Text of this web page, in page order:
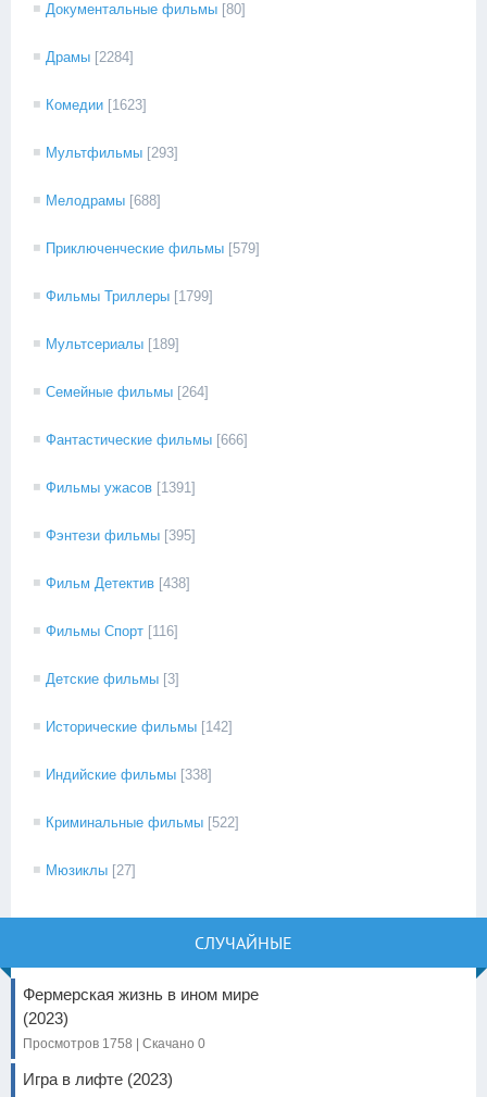
Документальные фильмы [80]
Драмы [2284]
Комедии [1623]
Мультфильмы [293]
Мелодрамы [688]
Приключенческие фильмы [579]
Фильмы Триллеры [1799]
Мультсериалы [189]
Семейные фильмы [264]
Фантастические фильмы [666]
Фильмы ужасов [1391]
Фэнтези фильмы [395]
Фильм Детектив [438]
Фильмы Спорт [116]
Детские фильмы [3]
Исторические фильмы [142]
Индийские фильмы [338]
Криминальные фильмы [522]
Мюзиклы [27]
СЛУЧАЙНЫЕ
Фермерская жизнь в ином мире
(2023)
Просмотров 1758 | Скачано 0
Игра в лифте (2023)